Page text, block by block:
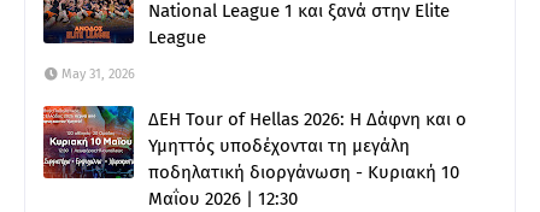
National League 1 και ξανά στην Elite
League
May 31, 2026
ΔΕΗ Tour of Hellas 2026: Η Δάφνη και ο
Υμηττός υποδέχονται τη μεγάλη
ποδηλατική διοργάνωση - Κυριακή 10
Μαΐου 2026 | 12:30